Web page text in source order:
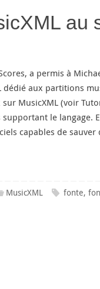
au
a permis à
dédié aux partitions
MusicXML (voir
le langage.
capables de
MusicXML fonte,